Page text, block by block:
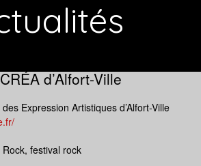
d’Alfort-Ville
Expression Artistiques d’Alfort-Ville
Rock, festival rock